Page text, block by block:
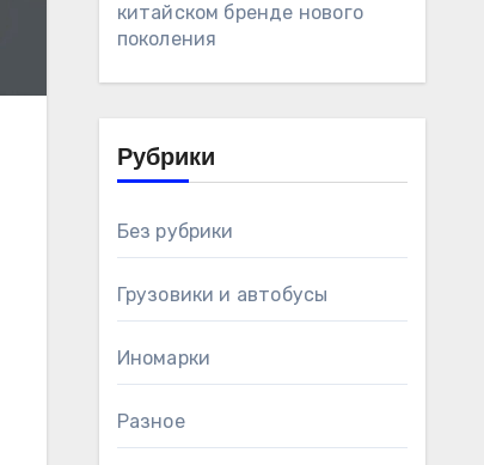
китайском бренде нового
поколения
Рубрики
Без рубрики
Грузовики и автобусы
Иномарки
Разное